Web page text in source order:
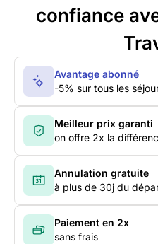
confiance
Avantage abonné
-5% sur tous les
Meilleur prix garanti
on offre 2x la
Annulation gratuite
à plus de 30j du
Paiement en 2x
sans frais